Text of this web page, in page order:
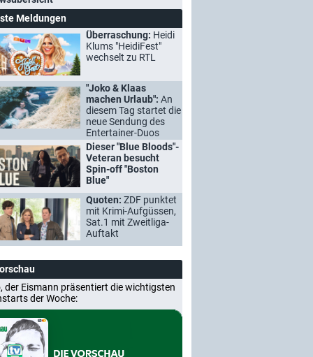
Meldungen
Überraschung: Heidi
Klums "HeidiFest"
wechselt zu RTL
"Joko & Klaas
machen Urlaub": An
diesem Tag startet die
neue Sendung des
Entertainer-Duos
Dieser "Blue Bloods"-
Veteran besucht
Spin-off "Boston
Blue"
Quoten: ZDF punktet
mit Krimi-Aufgüssen,
Sat.1 mit Zweitliga-
Auftakt
der Eismann präsentiert die wichtigsten
der Woche: